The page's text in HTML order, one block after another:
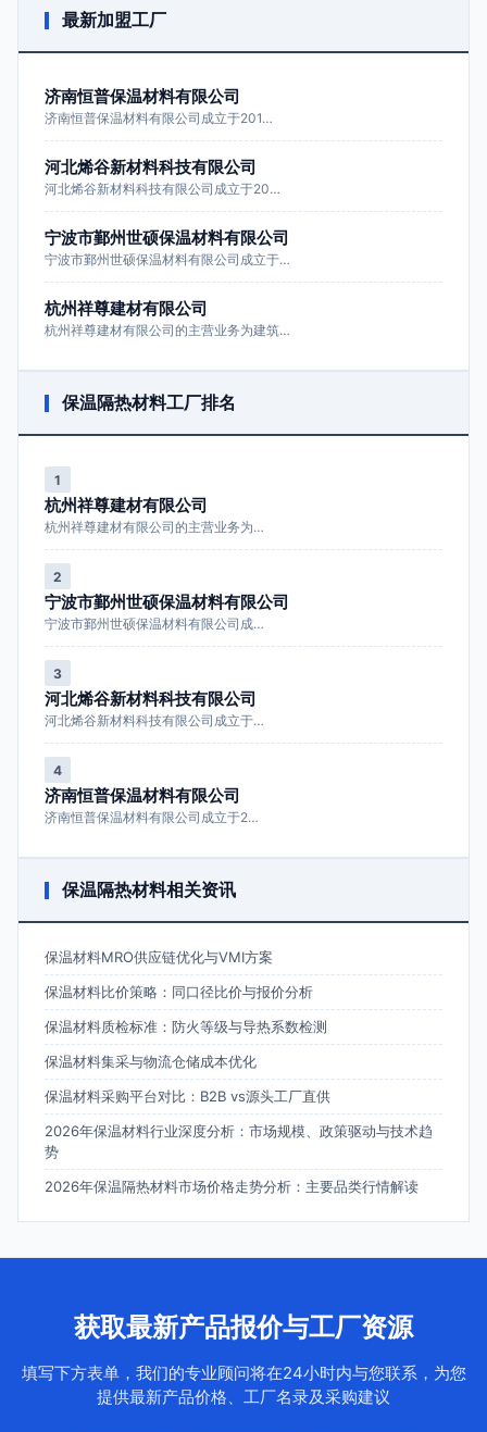
最新加盟工厂
济南恒普保温材料有限公司
济南恒普保温材料有限公司成立于201…
河北烯谷新材料科技有限公司
河北烯谷新材料科技有限公司成立于20…
宁波市鄞州世硕保温材料有限公司
宁波市鄞州世硕保温材料有限公司成立于…
杭州祥尊建材有限公司
杭州祥尊建材有限公司的主营业务为建筑…
保温隔热材料工厂排名
1
杭州祥尊建材有限公司
杭州祥尊建材有限公司的主营业务为…
2
宁波市鄞州世硕保温材料有限公司
宁波市鄞州世硕保温材料有限公司成…
3
河北烯谷新材料科技有限公司
河北烯谷新材料科技有限公司成立于…
4
济南恒普保温材料有限公司
济南恒普保温材料有限公司成立于2…
保温隔热材料相关资讯
保温材料MRO供应链优化与VMI方案
保温材料比价策略：同口径比价与报价分析
保温材料质检标准：防火等级与导热系数检测
保温材料集采与物流仓储成本优化
保温材料采购平台对比：B2B vs源头工厂直供
2026年保温材料行业深度分析：市场规模、政策驱动与技术趋
势
2026年保温隔热材料市场价格走势分析：主要品类行情解读
获取最新产品报价与工厂资源
填写下方表单，我们的专业顾问将在24小时内与您联系，为您
提供最新产品价格、工厂名录及采购建议